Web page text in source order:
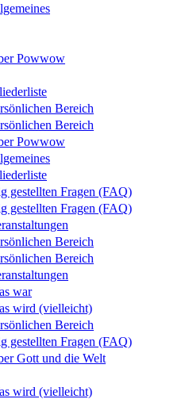
Powwow
Bereich
Bereich
Powwow
gestellten Fragen (FAQ)
gestellten Fragen (FAQ)
Bereich
Bereich
war
wird (vielleicht)
Bereich
gestellten Fragen (FAQ)
Gott und die Welt
wird (vielleicht)